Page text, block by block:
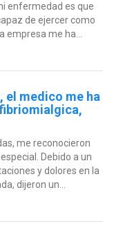
enfermedad es que
de ejercer como
me ha...
el medico me ha
me reconocieron
Debido a un
y dolores en la
dijeron un...